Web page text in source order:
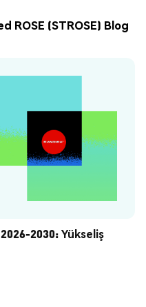
ROSE (STROSE) Blog
2030: Yükseliş